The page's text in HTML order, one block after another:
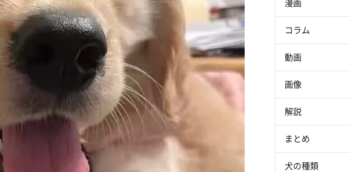
漫画
コラム
動画
画像
解説
まとめ
犬の種類